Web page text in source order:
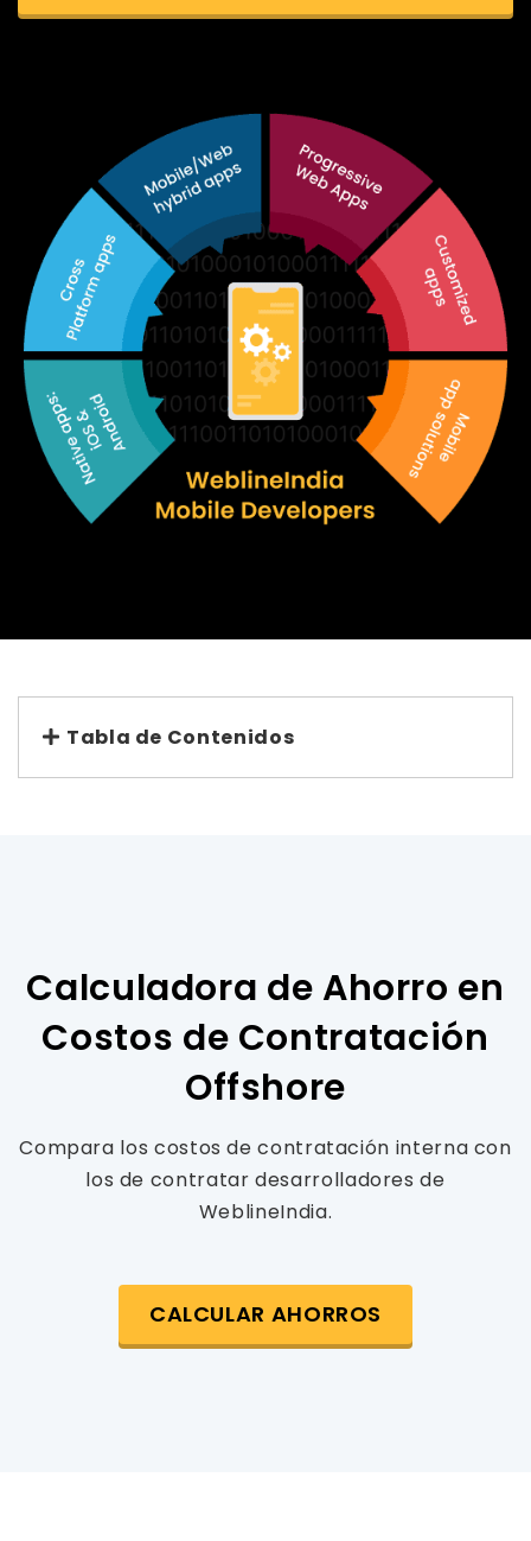
Tabla de Contenidos
Calculadora de Ahorro en
Costos de Contratación
Offshore
Compara los costos de contratación interna con
los de contratar desarrolladores de
WeblineIndia.
CALCULAR AHORROS